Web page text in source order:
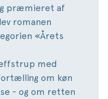
præmieret af
romanen
«Årets
med
om køn
- og om retten